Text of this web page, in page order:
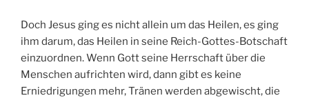
Doch Jesus ging es nicht allein um das Heilen, es ging
ihm darum, das Heilen in seine Reich-Gottes-Botschaft
einzuordnen. Wenn Gott seine Herrschaft über die
Menschen aufrichten wird, dann gibt es keine
Erniedrigungen mehr, Tränen werden abgewischt, die